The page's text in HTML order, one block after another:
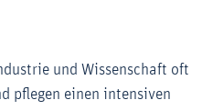
und Wissenschaft oft
pflegen einen intensiven